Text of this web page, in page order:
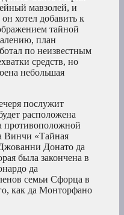
мавзолей, и
хотел добавить к
тайной
план
по неизвестным
средств, но
небольшая
послужит
расположена
противоположной
Винчи «Тайная
Донато да
была закончена в
да
семьи Сфорца в
как да Монторфано